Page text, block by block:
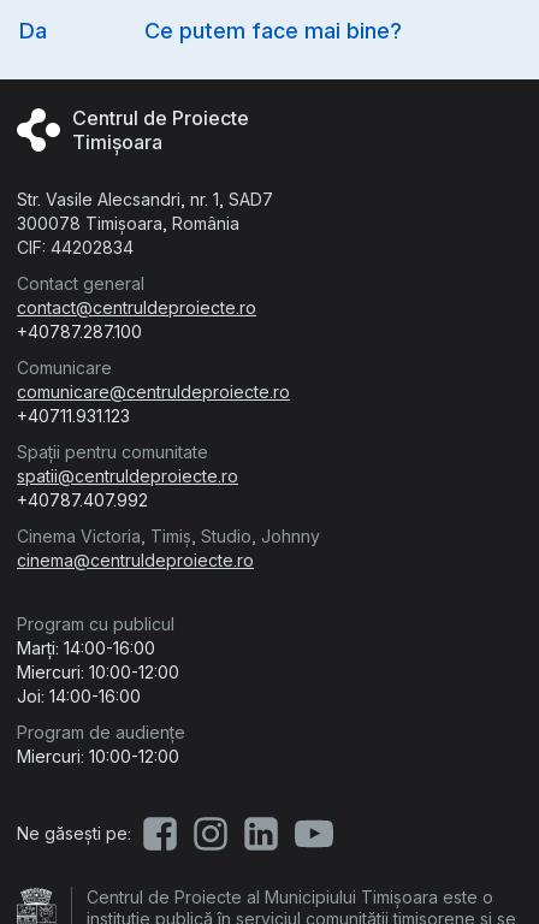
Option
Da Ce putem face mai bine?
Centrul de Proiecte
Timișoara
Str. Vasile Alecsandri, nr. 1, SAD7
300078 Timișoara, România
CIF: 44202834
Contact general
contact@centruldeproiecte.ro
+40787.287.100
Comunicare
comunicare@centruldeproiecte.ro
+40711.931.123
Spații pentru comunitate
spatii@centruldeproiecte.ro
+40787.407.992
Cinema Victoria, Timiș, Studio, Johnny
cinema@centruldeproiecte.ro
Program cu publicul
Marți: 14:00-16:00
Miercuri: 10:00-12:00
Joi: 14:00-16:00
Program de audiențe
Miercuri: 10:00-12:00
Ne găsești pe:
Centrul de Proiecte al Municipiului Timișoara este o
instituție publică în serviciul comunității timișorene și se